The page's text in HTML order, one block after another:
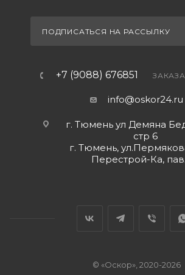
ПОДПИСАТЬСЯ НА РАССЫЛКУ
+7 (9088) 676851
info@oskor24.ru
г. Тюмень ул Демяна
стр 6
г. Тюмень,
Перестрой-Ка,
© «Оскор», 2020-2026